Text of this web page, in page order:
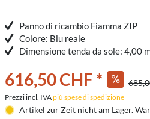
Panno di ricambio Fiamma ZIP
Colore: Blu reale
Dimensione tenda da sole: 4,00
616,50 CHF *
Prezzi incl. IVApiù spese di spedizione
Artikel zur Zeit nicht am Lager.